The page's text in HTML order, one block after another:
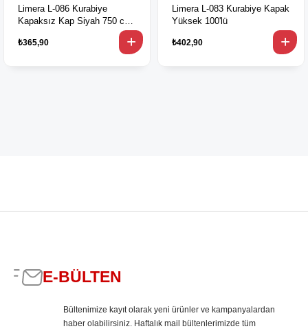
Limera L-086 Kurabiye
Kapaksız Kap Siyah 750 cc
₺365,90
Limera L-083 Kurabiye Kapak
Yüksek 100'lü
₺402,90
E-BÜLTEN
Bültenimize kayıt olarak yeni ürünler ve kampanyalardan
haber olabilirsiniz. Haftalık mail bültenlerimizde tüm